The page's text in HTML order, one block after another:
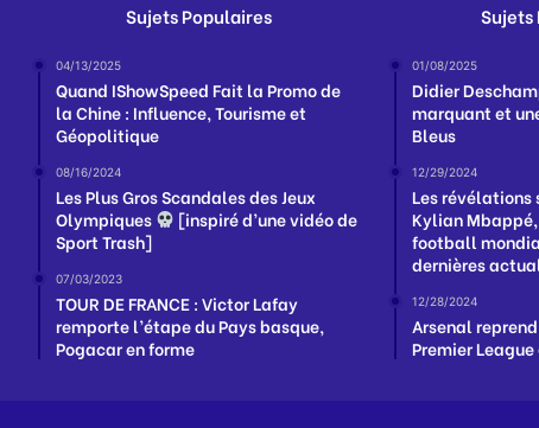
Sujets Populaires
04/13/2025
Quand IShowSpeed Fait la Promo de
la Chine : Influence, Tourisme et
Géopolitique
08/16/2024
Les Plus Gros Scandales des Jeux
Olympiques
[inspiré d’une vidéo de
Sport Trash]
07/03/2023
TOUR DE FRANCE : Victor Lafay
remporte l’étape du Pays basque,
Pogacar en forme
Sujets
01/08/2025
Didier
marquant et
Bleus
12/29/2024
Les révélations
Kylian
football
dernières
12/28/2024
Arsenal
Premier